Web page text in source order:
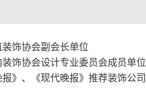
装饰协会副会长单位
装饰协会设计专业委员会成员单位
报》、《现代晚报》推荐装饰公司